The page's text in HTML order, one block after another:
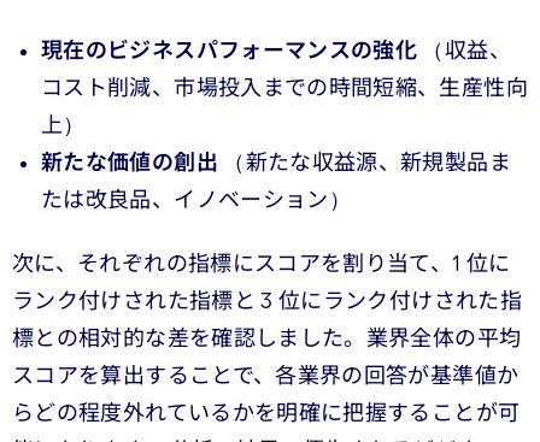
現在のビジネスパフォーマンスの強化 （収益、
コスト削減、市場投入までの時間短縮、生産性向
上）
新たな価値の創出 （新たな収益源、新規製品ま
たは改良品、イノベーション）
次に、それぞれの指標にスコアを割り当て、1 位に
ランク付けされた指標と 3 位にランク付けされた指
標との相対的な差を確認しました。業界全体の平均
スコアを算出することで、各業界の回答が基準値か
らどの程度外れているかを明確に把握することが可